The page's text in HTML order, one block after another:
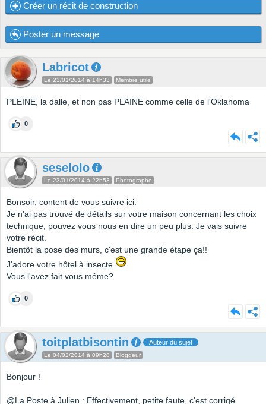
Créer un récit de construction
Poster un message
Labricot
Le 23/01/2014 à 14h33 Membre utile
PLEINE, la dalle, et non pas PLAINE comme celle de l'Oklahoma
0
seselolo
Le 23/01/2014 à 22h53 Photographe
Bonsoir, content de vous suivre ici.
Je n'ai pas trouvé de détails sur votre maison concernant les choix
technique, pouvez vous nous en dire un peu plus. Je vais suivre
votre récit.
Bientôt la pose des murs, c'est une grande étape ça!!
J'adore votre hôtel à insecte
Vous l'avez fait vous même?
0
toitplatbisontin Auteur du sujet
Le 04/02/2014 à 09h28 Bloggeur
Bonjour !
@La Poste à Julien : Effectivement, petite faute, c'est corrigé.